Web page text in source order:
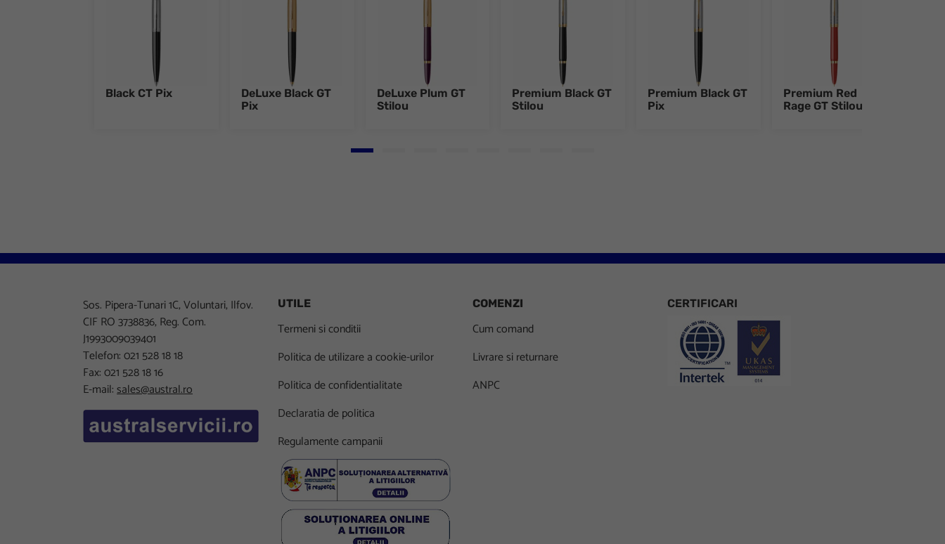
Black CT Pix
DeLuxe Black GT
Pix
DeLuxe Plum GT
Stilou
Premium Black GT
Stilou
Premium Black GT
Pix
Premium Red
Rage GT Stilou
Go to slide 1
Sos. Pipera-Tunari 1C, Voluntari, Ilfov.
CIF RO 3738836, Reg. Com.
J1993009039401
Telefon: 021 528 18 18
Fax: 021 528 18 16
E-mail:sales@austral.ro
UTILE
Termeni si conditii
Politica de utilizare a cookie-urilor
Politica de confidentialitate
Declaratia de politica
Regulamente campanii
COMENZI
Cum comand
Livrare si returnare
ANPC
CERTIFICARI